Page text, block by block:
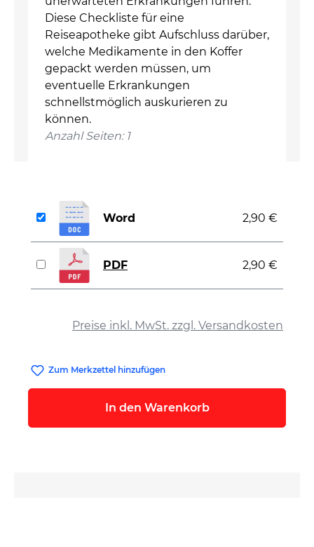
Diese Checkliste für eine
Reiseapotheke gibt Aufschluss darüber,
welche Medikamente in den Koffer
gepackt werden müssen, um
eventuelle Erkrankungen
schnellstmöglich auskurieren zu
können.
Anzahl Seiten: 1
Preise inkl. MwSt. zzgl. Versandkosten
Word 2,90 €
PDF 2,90 €
Zum Merkzettel hinzufügen
In den Warenkorb